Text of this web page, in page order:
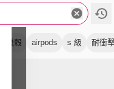
耳機殼 airpods s 級 耐衝